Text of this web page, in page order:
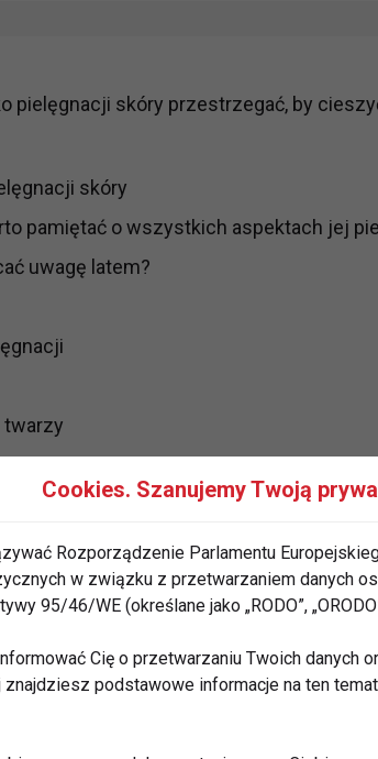
pielęgnacji skóry przestrzegać, by
skóry
pamiętać o wszystkich aspektach jej
uwagę latem?
przed
czy wolimy spędzać letnie dni w cieniu,
dobrego kremu z filtrem UV.
prostych składach oraz lekkie balsamy
naturalnym, najlepiej
Cookies. Szanujemy Twoją
Rozporządzenie Parlamentu
w związku z przetwarzaniem danych
95/46/WE (określane jako „RODO”,
Cię o przetwarzaniu Twoich danych
podstawowe informacje na ten